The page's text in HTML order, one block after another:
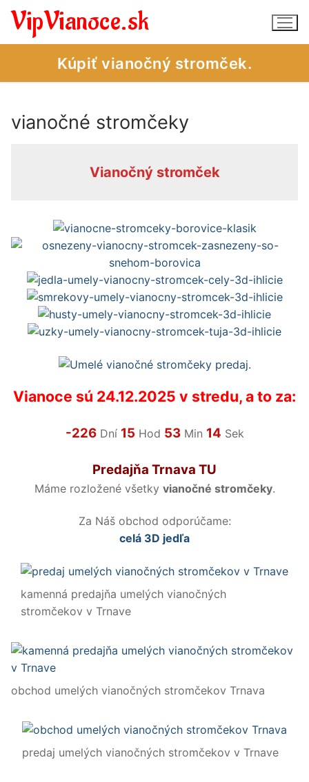
Preskočiť
obsah
VipVianoce.sk
Kúpiť vianočný stromček.
Vianočné stromčeky – úvod
vianočné stromčeky
Vianočný stromček
Vianoce sú 24.12.2025 v stredu, a to za:
-226Dní 15 Hod 53Min 14 Sek
Predajňa Trnava TU
Máme rozložené všetky vianočné stromčeky.
Za Náš obchod odporúčame:
celá 3D jedľa
kamenná predajňa umelých vianočných
stromčekov v Trnave
obchod umelých vianočných stromčekov Trnava
predaj umelých vianočných stromčekov v Trnave